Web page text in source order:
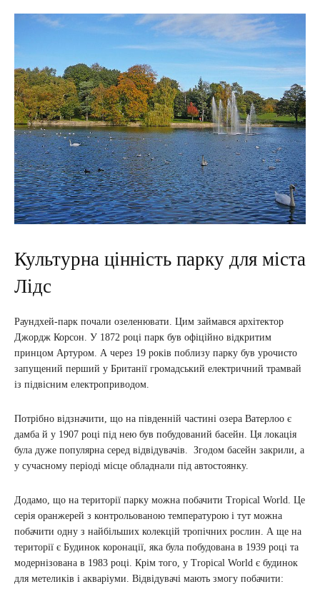
Культурна цінність парку для міста
Лідс
Раундхей-парк почали озеленювати. Цим займався архітектор
Джордж Корсон. У 1872 році парк був офіційно відкритим
принцом Артуром. А через 19 років поблизу парку був урочисто
запущений перший у Британії громадський електричний трамвай
із підвісним електроприводом.
Потрібно відзначити, що на південній частині озера Ватерлоо є
дамба й у 1907 році під нею був побудований басейн. Ця локація
була дуже популярна серед відвідувачів. Згодом басейн закрили, а
у сучасному періоді місце обладнали під автостоянку.
Додамо, що на території парку можна побачити Tropical World. Це
серія оранжерей з контрольованою температурою і тут можна
побачити одну з найбільших колекцій тропічних рослин. А ще на
території є Будинок коронації, яка була побудована в 1939 році та
модернізована в 1983 році. Крім того, у Tropical World є будинок
для метеликів і акваріуми. Відвідувачі мають змогу побачити: